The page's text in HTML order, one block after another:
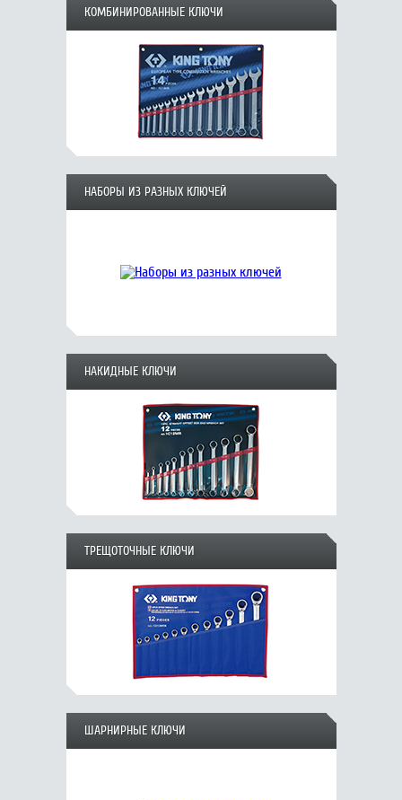
КОМБИНИРОВАННЫЕ КЛЮЧИ
НАБОРЫ ИЗ РАЗНЫХ КЛЮЧЕЙ
НАКИДНЫЕ КЛЮЧИ
ТРЕЩОТОЧНЫЕ КЛЮЧИ
ШАРНИРНЫЕ КЛЮЧИ